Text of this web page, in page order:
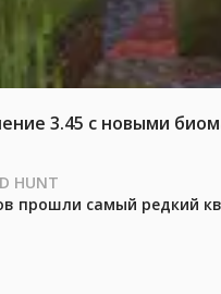
3.45 с новыми
HUNT
прошли самый редкий